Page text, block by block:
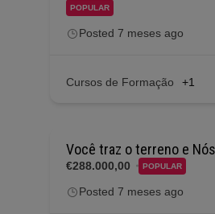
POPULAR
Posted 7 meses ago
Cursos de Formação +1
Você traz o terreno e
€288.000,00 POPULAR
Posted 7 meses ago